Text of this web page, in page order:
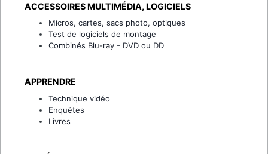
ACCESSOIRES MULTIMÉDIA, LOGICIELS
Micros, cartes, sacs photo, optiques
Test de logiciels de montage
Combinés Blu-ray - DVD ou DD
APPRENDRE
Technique vidéo
Enquêtes
Livres